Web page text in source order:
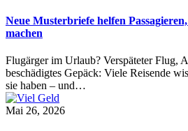
Neue Musterbriefe helfen
machen
Flugärger im Urlaub? Verspäteter Flug,
beschädigtes Gepäck: Viele Reisende
sie haben – und…
Mai 26, 2026